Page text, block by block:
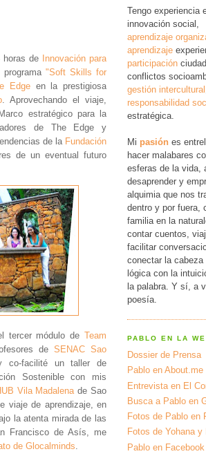
horas de Innovación para
"Soft Skills for
Edgeen la prestigiosa
. Aprovechando el viaje,
estratégico para la
de The Edge y
de la Fundación
de un eventual futuro
tercer módulo de Team
deSENAC Sao
co-facilité un taller de
Sostenible con mis
Vila Madalena de Sao
viaje de aprendizaje, en
la atenta mirada de las
Francisco de Asís, me
de Glocalminds
Tengo experiencia
innovación social,
aprendizaje
aprendizaje
participación
conflictos
gestión intercultural
responsabilidad
estratégica.
Mi pasión es
hacer malabares
esferas de la vida,
desaprender y
alquimia que nos
dentro y por fuera,
familia en la
contar cuentos,
facilitar
conectar la
lógica con la
la palabra. Y sí, a
poesía.
PABLO EN LA
Dossier de Prensa
Pablo en About.me
Entrevista en El
Busca a Pablo en
Fotos de Pablo en
Fotos de Yohana y
Pablo en Facebook